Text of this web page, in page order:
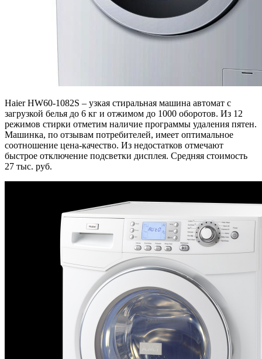
Haier HW60-1082S – узкая стиральная машина автомат с
загрузкой белья до 6 кг и отжимом до 1000 оборотов. Из 12
режимов стирки отметим наличие программы удаления пятен.
Машинка, по отзывам потребителей, имеет оптимальное
соотношение цена-качество. Из недостатков отмечают
быстрое отключение подсветки дисплея. Средняя стоимость
27 тыс. руб.